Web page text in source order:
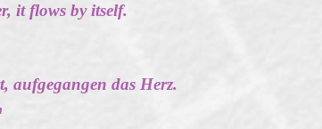
it flows by itself.
aufgegangen das Herz.